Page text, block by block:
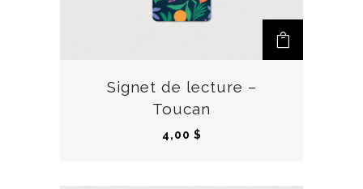
Signet de lecture –
Toucan
4,00 $